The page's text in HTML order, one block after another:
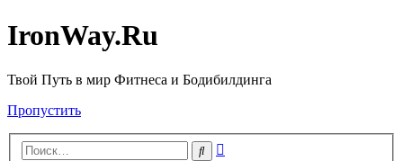
IronWay.Ru
Твой Путь в мир Фитнеса и Бодибилдинга
Пропустить
Поиск